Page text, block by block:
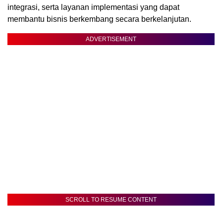
integrasi, serta layanan implementasi yang dapat
membantu bisnis berkembang secara berkelanjutan.
ADVERTISEMENT
SCROLL TO RESUME CONTENT